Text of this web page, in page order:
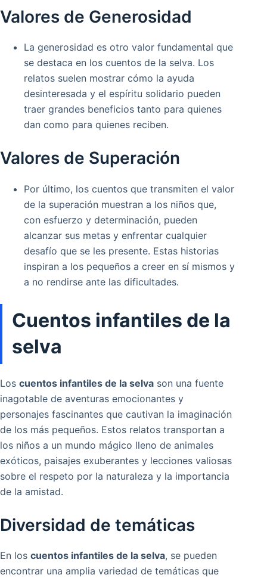
Valores de Generosidad
La generosidad es otro valor fundamental que
se destaca en los cuentos de la selva. Los
relatos suelen mostrar cómo la ayuda
desinteresada y el espíritu solidario pueden
traer grandes beneficios tanto para quienes
dan como para quienes reciben.
Valores de Superación
Por último, los cuentos que transmiten el valor
de la superación muestran a los niños que,
con esfuerzo y determinación, pueden
alcanzar sus metas y enfrentar cualquier
desafío que se les presente. Estas historias
inspiran a los pequeños a creer en sí mismos y
a no rendirse ante las dificultades.
Cuentos infantiles de la
selva
Los cuentos infantiles de la selva son una fuente
inagotable de aventuras emocionantes y
personajes fascinantes que cautivan la imaginación
de los más pequeños. Estos relatos transportan a
los niños a un mundo mágico lleno de animales
exóticos, paisajes exuberantes y lecciones valiosas
sobre el respeto por la naturaleza y la importancia
de la amistad.
Diversidad de temáticas
En los cuentos infantiles de la selva, se pueden
encontrar una amplia variedad de temáticas que